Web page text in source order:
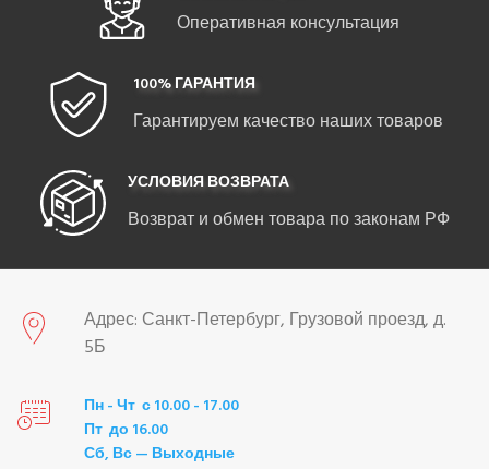
Оперативная консультация
100% ГАРАНТИЯ
Гарантируем качество наших товаров
УСЛОВИЯ ВОЗВРАТА
Возврат и обмен товара по законам РФ
Адрес: Санкт-Петербург, Грузовой проезд, д.
5Б
Пн - Чт с 10.00 - 17.00
Пт до 16.00
Сб, Вс — Выходные